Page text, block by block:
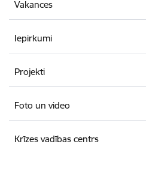
Vakances
Iepirkumi
Projekti
Foto un video
Krīzes vadības centrs